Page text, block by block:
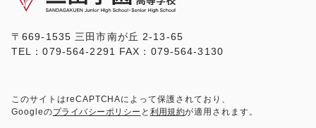
〒669-1535 三田市南が丘 2-13-65
TEL：079-564-2291 FAX：079-564-3130
このサイトはreCAPTCHAによって保護されており、
Googleのプライバシーポリシー と 利用規約が適用されます。